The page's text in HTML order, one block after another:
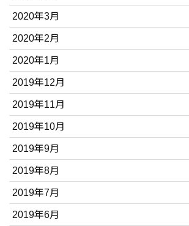
2020年3月
2020年2月
2020年1月
2019年12月
2019年11月
2019年10月
2019年9月
2019年8月
2019年7月
2019年6月